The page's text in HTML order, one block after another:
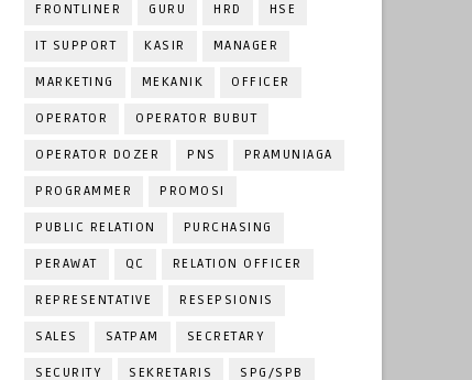
FRONTLINER GURU HRD HSE
IT SUPPORT KASIR MANAGER
MARKETING MEKANIK OFFICER
OPERATOR OPERATOR BUBUT
OPERATOR DOZER PNS PRAMUNIAGA
PROGRAMMER PROMOSI
PUBLIC RELATION PURCHASING
PERAWAT QC RELATION OFFICER
REPRESENTATIVE RESEPSIONIS
SALES SATPAM SECRETARY
SECURITY SEKRETARIS SPG/SPB